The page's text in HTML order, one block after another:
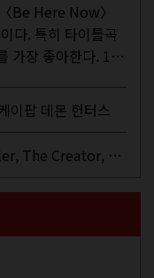
Be Here Now〉
다. 특히 타이틀곡
가장 좋아한다. 15
쳐 3만 번 이상은
록...
이팝 데몬 헌터스
MUSIC | Little Black Dress, Tyler, The Creator, Essie Jain